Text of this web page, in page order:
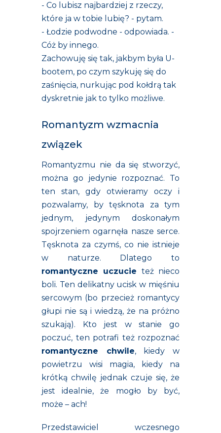
- Co lubisz najbardziej z rzeczy,
które ja w tobie lubię? - pytam.
- Łodzie podwodne - odpowiada. -
Cóż by innego.
Zachowuję się tak, jakbym była U-
bootem, po czym szykuję się do
zaśnięcia, nurkując pod kołdrą tak
dyskretnie jak to tylko możliwe.
Romantyzm wzmacnia
związek
Romantyzmu nie da się stworzyć,
można go jedynie rozpoznać. To
ten stan, gdy otwieramy oczy i
pozwalamy, by tęsknota za tym
jednym, jedynym doskonałym
spojrzeniem ogarnęła nasze serce.
Tęsknota za czymś, co nie istnieje
w naturze. Dlatego to
romantyczne uczucie też nieco
boli. Ten delikatny ucisk w mięśniu
sercowym (bo przecież romantycy
głupi nie są i wiedzą, że na próżno
szukają). Kto jest w stanie go
poczuć, ten potrafi też rozpoznać
romantyczne chwile, kiedy w
powietrzu wisi magia, kiedy na
krótką chwilę jednak czuje się, że
jest idealnie, że mogło by być,
może – ach!
Przedstawiciel wczesnego